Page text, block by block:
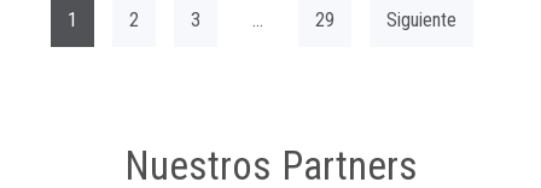
1 2 3 … 29 Siguiente
Nuestros Partners